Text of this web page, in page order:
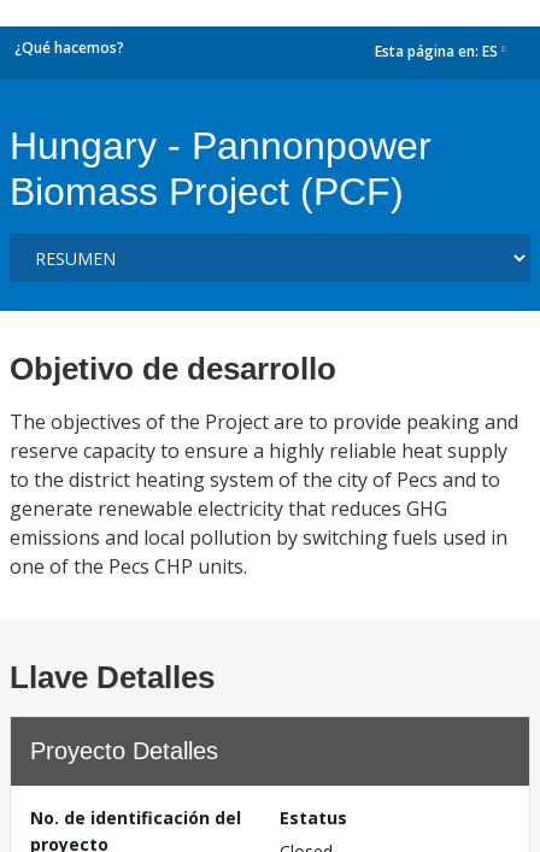
¿Qué hacemos? Esta página en: ES
Hungary - Pannonpower
Biomass Project (PCF)
Objetivo de desarrollo
The objectives of the Project are to provide peaking and
reserve capacity to ensure a highly reliable heat supply
to the district heating system of the city of Pecs and to
generate renewable electricity that reduces GHG
emissions and local pollution by switching fuels used in
one of the Pecs CHP units.
Llave Detalles
Proyecto Detalles
No. de identificación del
proyecto
Estatus